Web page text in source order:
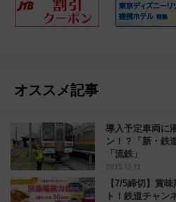
オススメ記事
導入予定車両に
ン！？「新・鉄
「流鉄」
2025.12.12
【7/5締切】賞
ト！鉄道チャン